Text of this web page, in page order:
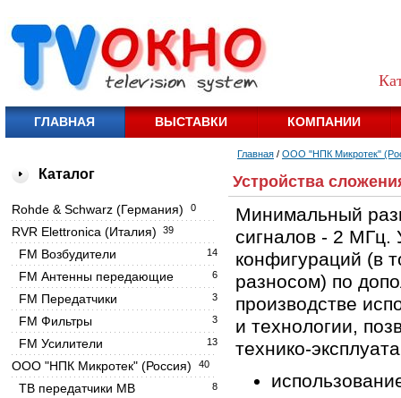
ГЛАВНАЯ ВЫСТАВКИ КОМПАНИИ
Каталог
0
Rohde & Schwarz (Германия)
39
RVR Elettronica (Италия)
14
FM Возбудители
6
FM Антенны передающие
3
FM Передатчики
3
FM Фильтры
13
FM Усилители
40
OOO "НПК Микротек" (Россия)
8
ТВ передатчики МВ
Главная / OOO "НПК Микротек"
Устройства
Минимальный
сигналов - 2 МГц.
конфигураций (в
разносом) по
производстве
и технологии,
технико-